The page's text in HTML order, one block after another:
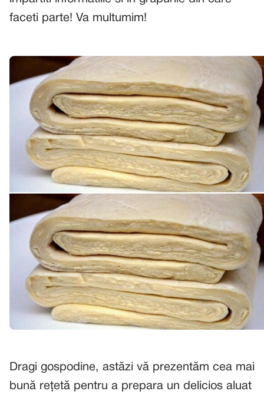
faceti parte! Va multumim!
Dragi gospodine, astăzi vă prezentăm cea mai
bună rețetă pentru a prepara un delicios aluat